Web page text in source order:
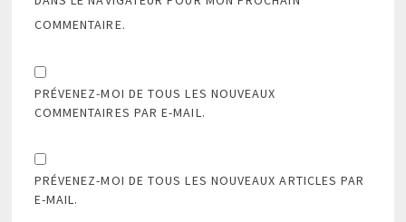
COMMENTAIRE.
PRÉVENEZ-MOI DE TOUS LES NOUVEAUX
COMMENTAIRES PAR E-MAIL.
PRÉVENEZ-MOI DE TOUS LES NOUVEAUX ARTICLES PAR
E-MAIL.